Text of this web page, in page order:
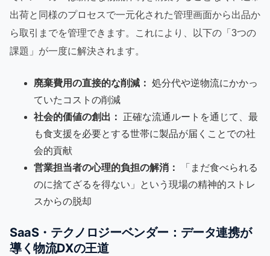
出荷と同様のプロセスで一元化された管理画面から出品か
ら取引までを管理できます。これにより、以下の「3つの
課題」が一度に解決されます。
廃棄費用の直接的な削減： 処分代や逆物流にかかっ
ていたコストの削減
社会的価値の創出：
正確な流通ルートを通じて、最
も食支援を必要とする世帯に製品が届くことでの社
会的貢献
営業担当者の心理的負担の解消：
「まだ食べられる
のに捨てざるを得ない」という現場の精神的ストレ
スからの脱却
SaaS・テクノロジーベンダー：データ連携が
導く物流DXの王道